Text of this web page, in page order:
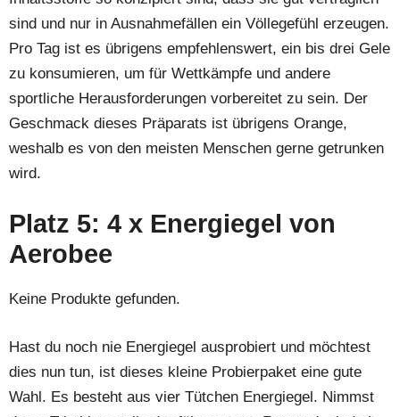
sind und nur in Ausnahmefällen ein Völlegefühl erzeugen.
Pro Tag ist es übrigens empfehlenswert, ein bis drei Gele
zu konsumieren, um für Wettkämpfe und andere
sportliche Herausforderungen vorbereitet zu sein. Der
Geschmack dieses Präparats ist übrigens Orange,
weshalb es von den meisten Menschen gerne getrunken
wird.
Platz 5: 4 x Energiegel von
Aerobee
Keine Produkte gefunden.
Hast du noch nie Energiegel ausprobiert und möchtest
dies nun tun, ist dieses kleine Probierpaket eine gute
Wahl. Es besteht aus vier Tütchen Energiegel. Nimmst